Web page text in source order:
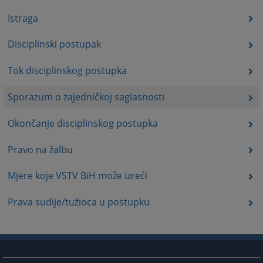
Istraga
Disciplinski postupak
Tok disciplinskog postupka
Sporazum o zajedničkoj saglasnosti
Okončanje disciplinskog postupka
Pravo na žalbu
Mjere koje VSTV BiH može izreći
Prava sudije/tužioca u postupku